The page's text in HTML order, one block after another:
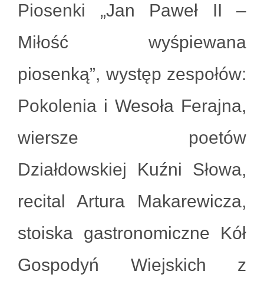
Piosenki „Jan Paweł II –
Miłość wyśpiewana
piosenką”, występ zespołów:
Pokolenia i Wesoła Ferajna,
wiersze poetów
Działdowskiej Kuźni Słowa,
recital Artura Makarewicza,
stoiska gastronomiczne Kół
Gospodyń Wiejskich z